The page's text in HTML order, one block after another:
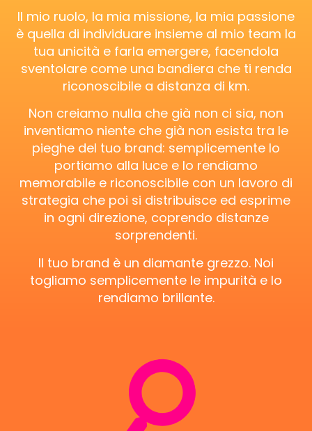
Il mio ruolo, la mia missione, la mia passione
è quella di individuare insieme al mio team la
tua unicità e farla emergere, facendola
sventolare come una bandiera che ti renda
riconoscibile a distanza di km.
Non creiamo nulla che già non ci sia, non
inventiamo niente che già non esista tra le
pieghe del tuo brand: semplicemente lo
portiamo alla luce e lo rendiamo
memorabile e riconoscibile con un lavoro di
strategia che poi si distribuisce ed esprime
in ogni direzione, coprendo distanze
sorprendenti.
Il tuo brand è un diamante grezzo. Noi
togliamo semplicemente le impurità e lo
rendiamo brillante.